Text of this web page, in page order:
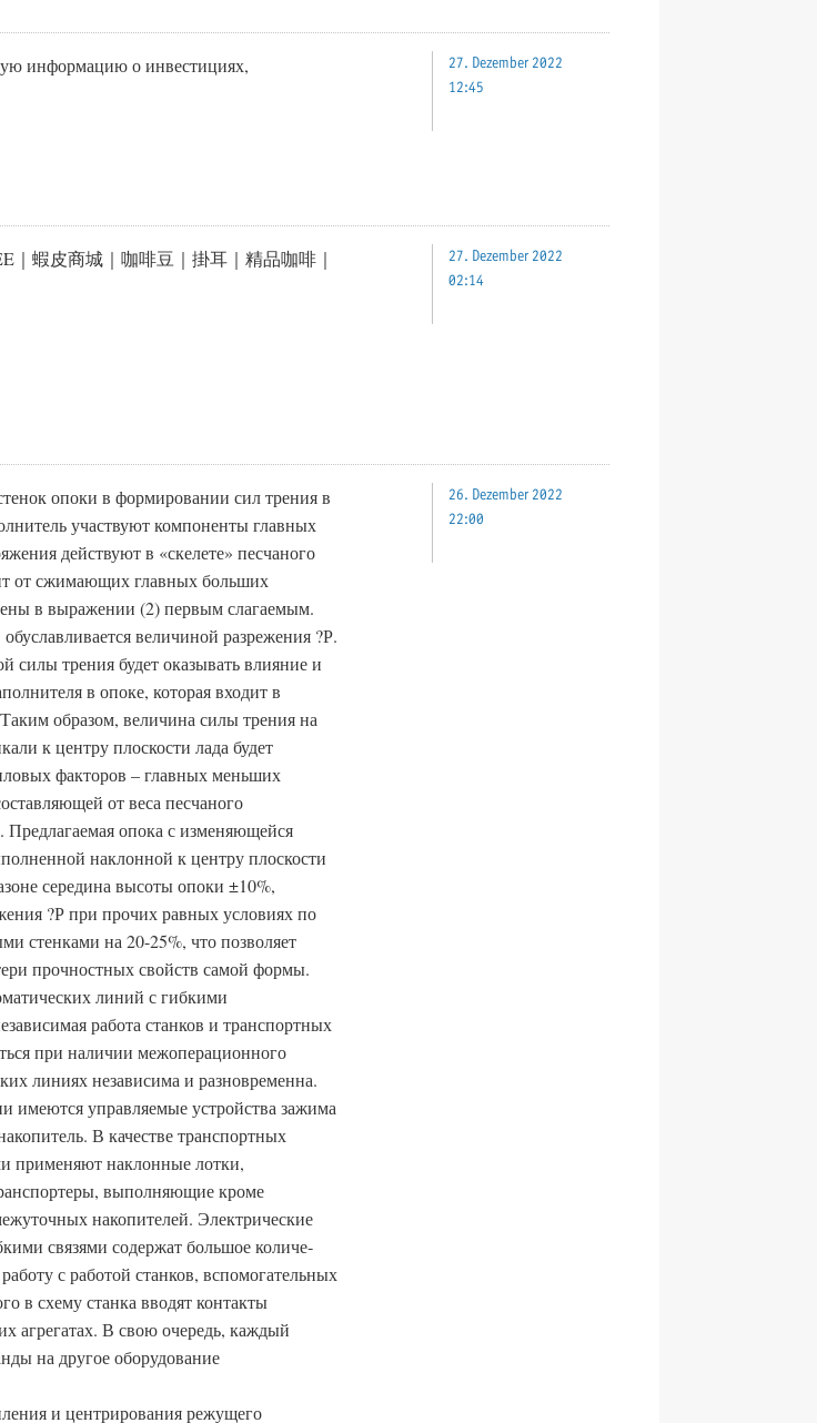
информацию о инвестициях,
27. Dezember 2022
12:45
｜蝦皮商城｜咖啡豆｜掛耳｜精品咖啡｜
27. Dezember 2022
02:14
опоки в формировании сил трения в
участвуют компоненты главных
действуют в «скелете» песчаного
от сжимающих главных больших
в выражении (2) первым слагаемым.
величиной разрежения ?Р.
силы трения будет оказывать влияние и
в опоке, которая входит в
образом, величина силы трения на
к центру плоскости лада будет
факторов – главных меньших
от веса песчаного
Предлагаемая опока с изменяющейся
наклонной к центру плоскости
середина высоты опоки ±10%,
?Р при прочих равных условиях по
стенками на 20-25%, что позволяет
прочностных свойств самой формы.
линий с гибкими
работа станков и транспортных
при наличии межоперационного
линиях независима и разновременна.
имеются управляемые устройства зажима
В качестве транспортных
применяют наклонные лотки,
выполняющие кроме
накопителей. Электрические
связями содержат большое количе­
с работой станков, вспомо­гательных
в схему станка вво­дят контакты
агрегатах. В свою очередь, каждый
на другое оборудование
и центрирования ре­жущего
26. Dezember 2022
22:00